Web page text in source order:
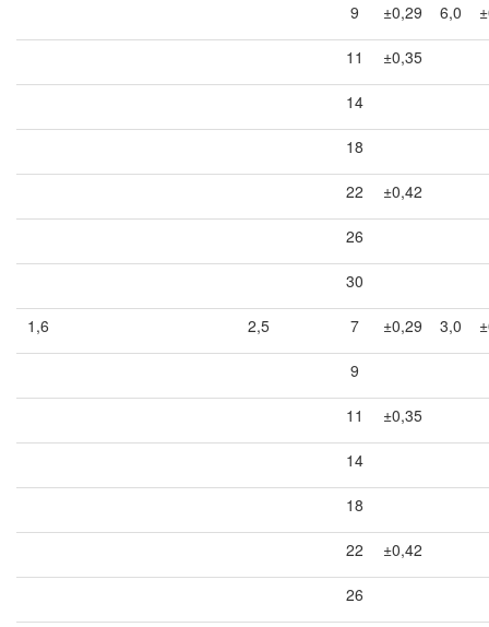
9 ±0,29 6,0
11 ±0,35
14
18
22 ±0,42
26
30
1,6 2,5 7 ±0,29 3,0
9
11 ±0,35
14
18
22 ±0,42
26